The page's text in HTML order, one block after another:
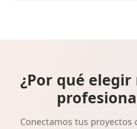
¿Por qué
Conectamos tus proyectos